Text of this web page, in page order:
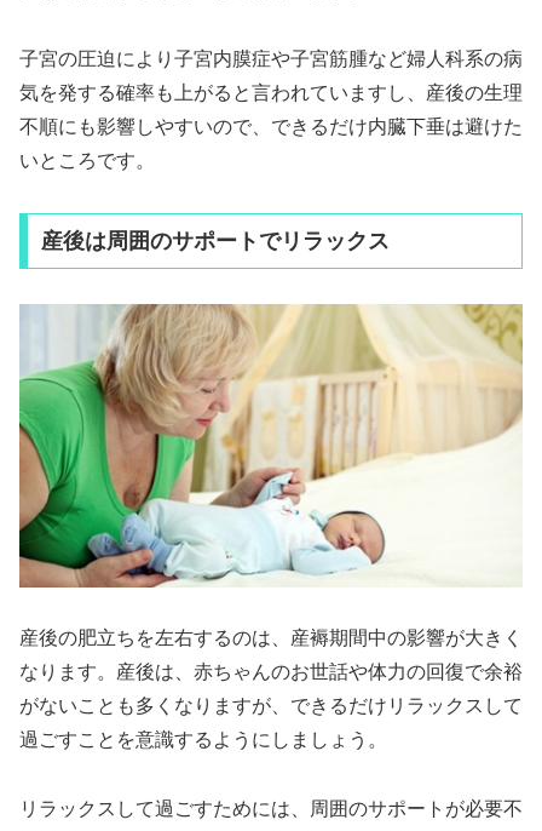
子宮の圧迫により子宮内膜症や子宮筋腫など婦人科系の病
気を発する確率も上がると言われていますし、産後の生理
不順にも影響しやすいので、できるだけ内臓下垂は避けた
いところです。
産後は周囲のサポートでリラックス
産後の肥立ちを左右するのは、産褥期間中の影響が大きく
なります。産後は、赤ちゃんのお世話や体力の回復で余裕
がないことも多くなりますが、できるだけリラックスして
過ごすことを意識するようにしましょう。
リラックスして過ごすためには、周囲のサポートが必要不